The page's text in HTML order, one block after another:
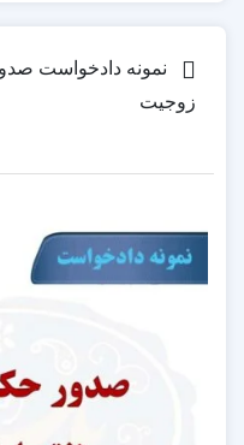
نمونه دادخواست
زوجیت